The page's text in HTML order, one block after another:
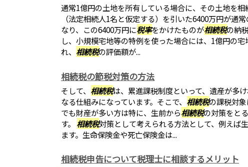
通常1億円の土地を所有している場合に、その土地を
（法定相続人1名と仮定する）を引いた6400万円が通
なり、この6400万円に税率をかけたものが相続税の納
し、小規模宅地等の特例を使った場合には、1億円の
れ、 相続税の評価額が...
相続税の節税対策の方法
そして、 相続税は、累進課税制度といって、遺産が多
なる仕組みになっています。そこで、 相続税の課税対
でも財産が多い方は特に、生前から相続税の対策をと
す。 相続税対策として考えられる方法として、例えば
ます。生命保険金や死亡保険金は...
相続税申告について税理士に相談するメリット